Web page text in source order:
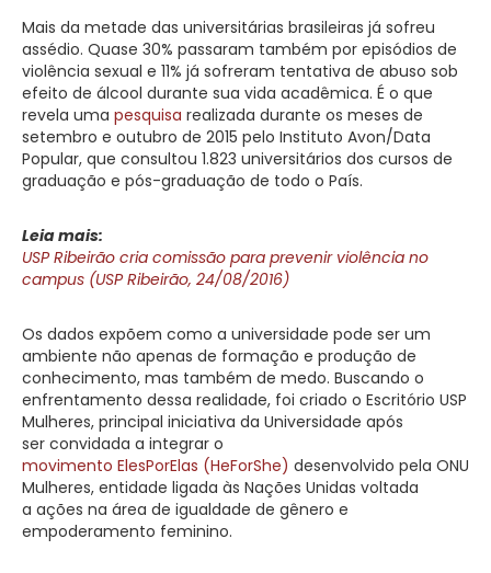
Mais da metade das universitárias brasileiras já sofreu
assédio. Quase 30% passaram também por episódios de
violência sexual e 11% já sofreram tentativa de abuso sob
efeito de álcool durante sua vida acadêmica. É o que
revela uma pesquisa realizada durante os meses de
setembro e outubro de 2015 pelo Instituto Avon/Data
Popular, que consultou 1.823 universitários dos cursos de
graduação e pós-graduação de todo o País.
Leia mais:
USP Ribeirão cria comissão para prevenir violência no
campus (USP Ribeirão, 24/08/2016)
Os dados expõem como a universidade pode ser um
ambiente não apenas de formação e produção de
conhecimento, mas também de medo. Buscando o
enfrentamento dessa realidade, foi criado o Escritório USP
Mulheres, principal iniciativa da Universidade após
ser convidada a integrar o
movimento ElesPorElas (HeForShe) desenvolvido pela ONU
Mulheres, entidade ligada às Nações Unidas voltada
a ações na área de igualdade de gênero e
empoderamento feminino.